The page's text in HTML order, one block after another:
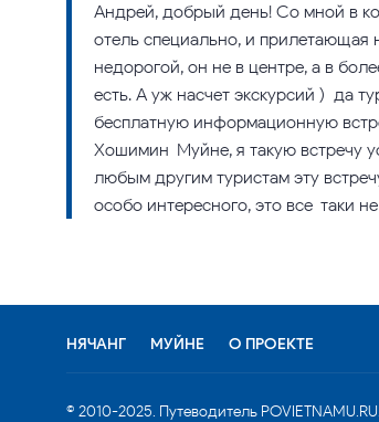
Андрей, добрый день! Со мной в
отель специально, и прилетающая
недорогой, он не в центре, а в
есть. А уж насчет экскурсий ) да
бесплатную информационную
Хошимин-Муйне, я такую встречу
любым другим туристам эту
особо интересного, это все-таки
НЯЧАНГ МУЙНЕ О ПРОЕКТЕ
© 2010-2025. Путеводитель